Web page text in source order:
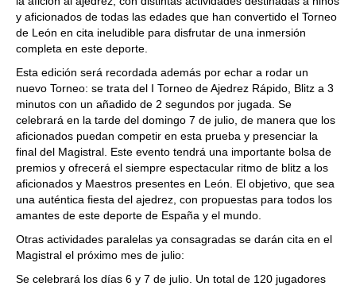
y aficionados de todas las edades que han convertido el Torneo
de León en cita ineludible para disfrutar de una inmersión
completa en este deporte.
Esta edición será recordada además por echar a rodar un
nuevo Torneo: se trata del I Torneo de Ajedrez Rápido, Blitz a 3
minutos con un añadido de 2 segundos por jugada. Se
celebrará en la tarde del domingo 7 de julio, de manera que los
aficionados puedan competir en esta prueba y presenciar la
final del Magistral. Este evento tendrá una importante bolsa de
premios y ofrecerá el siempre espectacular ritmo de blitz a los
aficionados y Maestros presentes en León. El objetivo, que sea
una auténtica fiesta del ajedrez, con propuestas para todos los
amantes de este deporte de España y el mundo.
Otras actividades paralelas ya consagradas se darán cita en el
Magistral el próximo mes de julio:
Se celebrará los días 6 y 7 de julio. Un total de 120 jugadores